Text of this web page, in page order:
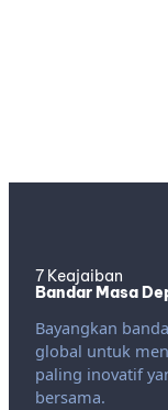
7 Keajaiban
Bandar Masa
Bayangkan
global untuk
paling inovatif
bersama.